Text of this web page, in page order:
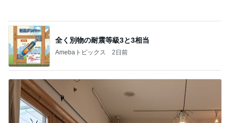
全く別物の耐震等級3と3相当
Amebaトピックス 2日前